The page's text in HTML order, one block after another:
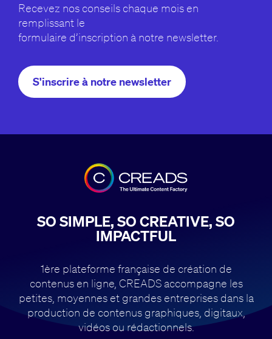
Recevez nos conseils chaque mois en
remplissant le
formulaire d’inscription à notre newsletter.
S'inscrire à notre newsletter
SO SIMPLE, SO CREATIVE, SO
IMPACTFUL
1ère plateforme française de création de
contenus en ligne, CREADS accompagne les
petites, moyennes et grandes entreprises dans la
production de contenus graphiques, digitaux,
vidéos ou rédactionnels.